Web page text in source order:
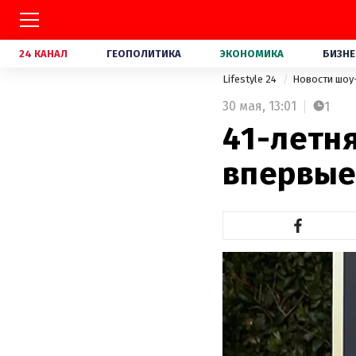
24 КАНАЛ ГЕОПОЛИТИКА ЭКОНОМИКА
Lifestyle 24 Новости
30 мая, 13:01 1
41-